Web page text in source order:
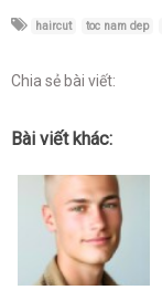
haircut toc nam dep
Chia sẻ bài viết:
Bài viết khác: